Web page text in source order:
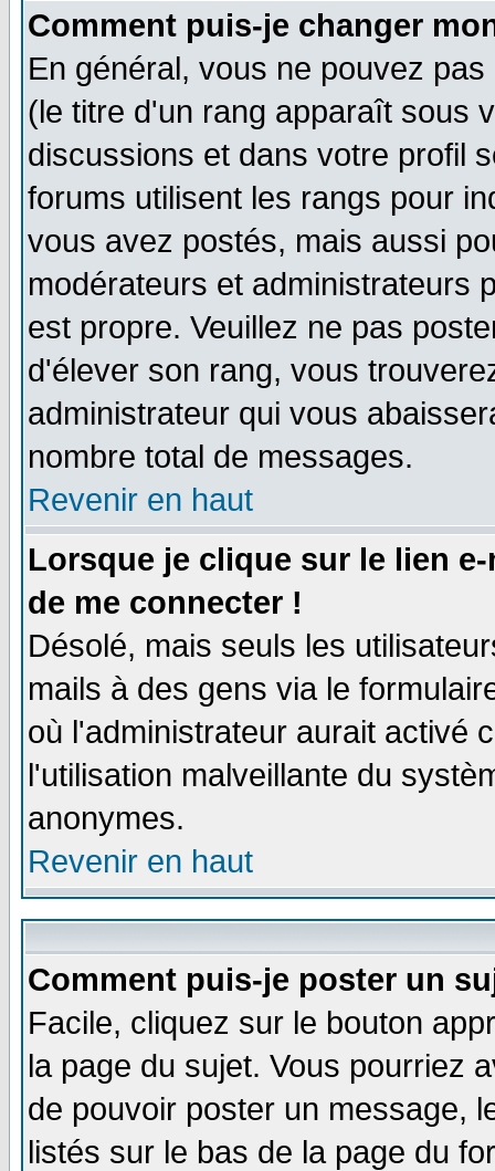
Comment puis-je changer
En général, vous ne pouvez
(le titre d'un rang apparaît sous
discussions et dans votre profil
forums utilisent les rangs pour
vous avez postés, mais aussi
modérateurs et administrateurs
est propre. Veuillez ne pas
d'élever son rang, vous
administrateur qui vous
nombre total de messages.
Revenir en haut
Lorsque je clique sur le lien
de me connecter !
Désolé, mais seuls les
mails à des gens via le
où l'administrateur aurait activé
l'utilisation malveillante du
anonymes.
Revenir en haut
Comment puis-je poster un
Facile, cliquez sur le bouton
la page du sujet. Vous pourriez
de pouvoir poster un message,
listés sur le bas de la page du